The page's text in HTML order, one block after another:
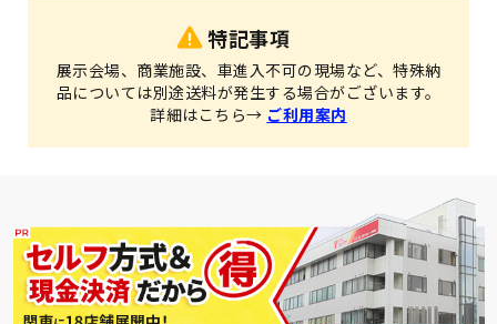
特記事項
展示会場、商業施設、車進入不可の現場など、特殊納
品については別途送料が発生する場合がございます。
詳細はこちら→ ご利用案内